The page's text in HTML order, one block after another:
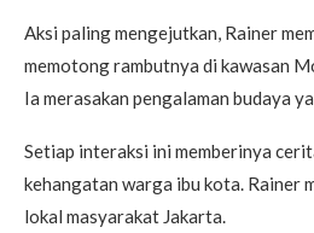
Aksi paling mengejutkan, Rainer
memotong rambutnya di kawasan
Ia merasakan pengalaman budaya
Setiap interaksi ini memberinya
kehangatan warga ibu kota. Rainer
lokal masyarakat Jakarta.